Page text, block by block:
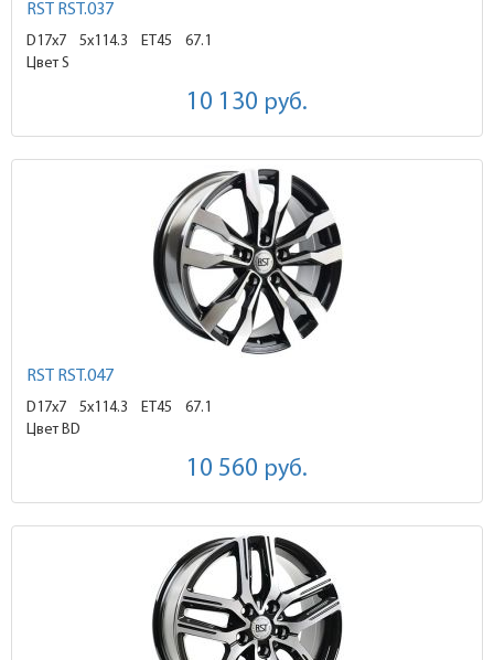
RST RST.037
D17x7 5x114.3 ET45
67.1
Цвет S
10 130 руб.
RST RST.047
D17x7 5x114.3 ET45
67.1
Цвет BD
10 560 руб.